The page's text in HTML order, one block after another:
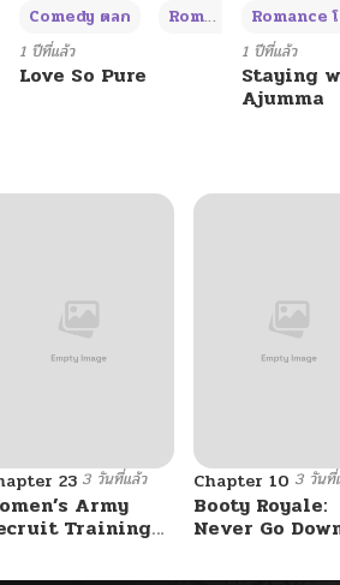
12/20/2025
12/20/2025
+3
Comedy ตลก Romance โรแมนซ์
1 ปีที่แล้ว
Love So Pure
Romance
1 ปีที่แล้ว
Staying
Ajumma
23 3 วันที่แล้ว
Army
Training
Chapter 10 3 วันที่
Booty Royale:
Never Go